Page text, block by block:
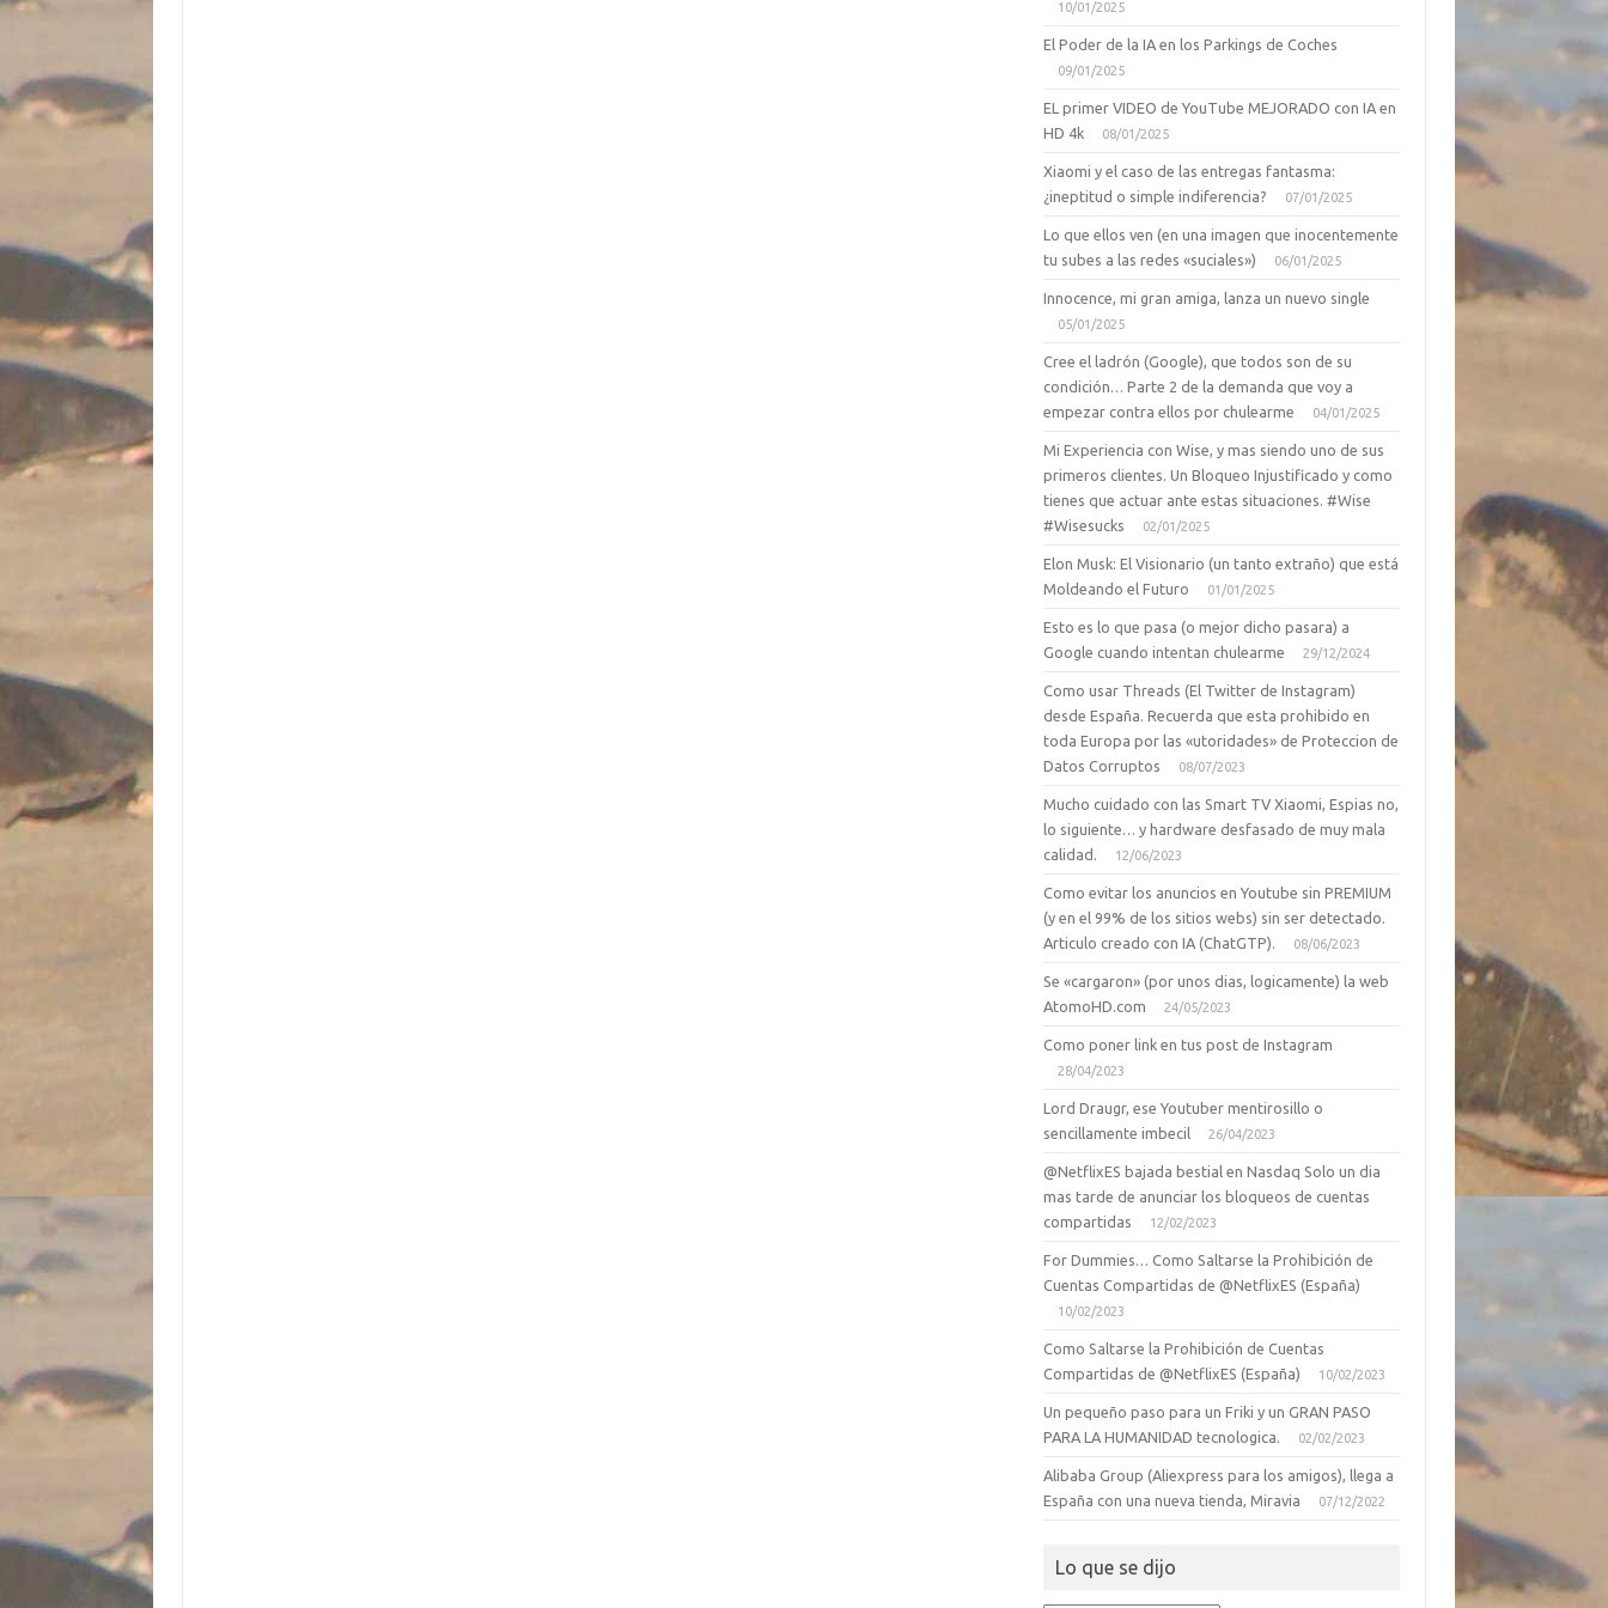
10/01/2025
El Poder de la IA en los Parkings de Coches
09/01/2025
EL primer VIDEO de YouTube MEJORADO con IA en
HD 4k
08/01/2025
Xiaomi y el caso de las entregas fantasma:
¿ineptitud o simple indiferencia?
07/01/2025
Lo que ellos ven (en una imagen que inocentemente
tu subes a las redes «suciales»)
06/01/2025
Innocence, mi gran amiga, lanza un nuevo single
05/01/2025
Cree el ladrón (Google), que todos son de su
condición… Parte 2 de la demanda que voy a
empezar contra ellos por chulearme
04/01/2025
Mi Experiencia con Wise, y mas siendo uno de sus
primeros clientes. Un Bloqueo Injustificado y como
tienes que actuar ante estas situaciones. #Wise
#Wisesucks
02/01/2025
Elon Musk: El Visionario (un tanto extraño) que está
Moldeando el Futuro
01/01/2025
Esto es lo que pasa (o mejor dicho pasara) a
Google cuando intentan chulearme
29/12/2024
Como usar Threads (El Twitter de Instagram)
desde España. Recuerda que esta prohibido en
toda Europa por las «utoridades» de Proteccion de
Datos Corruptos
08/07/2023
Mucho cuidado con las Smart TV Xiaomi, Espias no,
lo siguiente… y hardware desfasado de muy mala
calidad.
12/06/2023
Como evitar los anuncios en Youtube sin PREMIUM
(y en el 99% de los sitios webs) sin ser detectado.
Articulo creado con IA (ChatGTP).
08/06/2023
Se «cargaron» (por unos dias, logicamente) la web
AtomoHD.com
24/05/2023
Como poner link en tus post de Instagram
28/04/2023
Lord Draugr, ese Youtuber mentirosillo o
sencillamente imbecil
26/04/2023
@NetflixES bajada bestial en Nasdaq Solo un dia
mas tarde de anunciar los bloqueos de cuentas
compartidas
12/02/2023
For Dummies… Como Saltarse la Prohibición de
Cuentas Compartidas de @NetflixES (España)
10/02/2023
Como Saltarse la Prohibición de Cuentas
Compartidas de @NetflixES (España)
10/02/2023
Un pequeño paso para un Friki y un GRAN PASO
PARA LA HUMANIDAD tecnologica.
02/02/2023
Alibaba Group (Aliexpress para los amigos), llega a
España con una nueva tienda, Miravia
07/12/2022
Lo que se dijo